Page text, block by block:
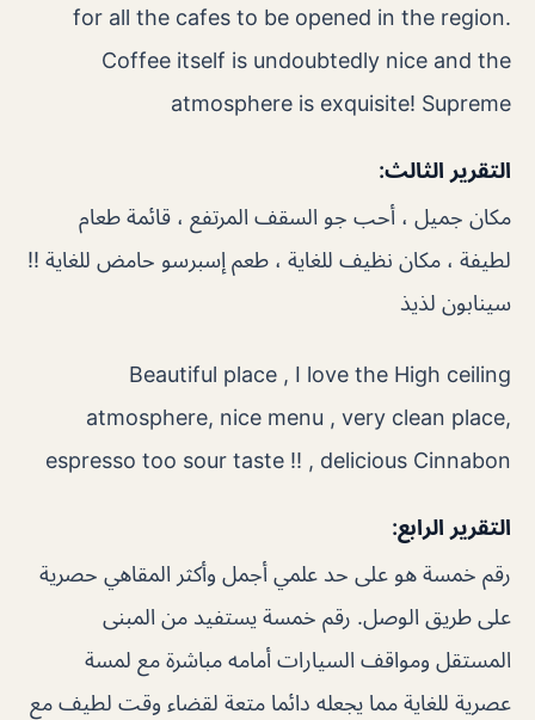
for all the cafes to be opened in the region.
Coffee itself is undoubtedly nice and the
atmosphere is exquisite! Supreme
التقرير الثالث:
مكان جميل ، أحب جو السقف المرتفع ، قائمة طعام
لطيفة ، مكان نظيف للغاية ، طعم إسبرسو حامض للغاية !!
سينابون لذيذ
Beautiful place , I love the High ceiling
atmosphere, nice menu , very clean place,
espresso too sour taste !! , delicious Cinnabon
التقرير الرابع:
رقم خمسة هو على حد علمي أجمل وأكثر المقاهي حصرية
على طريق الوصل. رقم خمسة يستفيد من المبنى
المستقل ومواقف السيارات أمامه مباشرة مع لمسة
عصرية للغاية مما يجعله دائما متعة لقضاء وقت لطيف مع